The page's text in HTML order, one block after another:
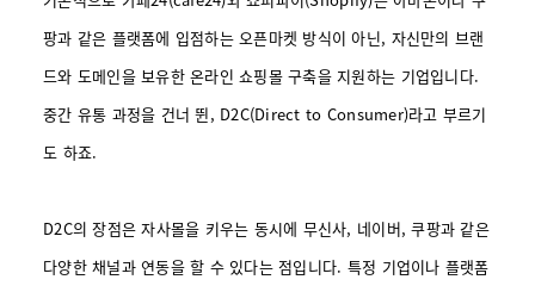
팡과 같은 플랫폼에 입점하는 오픈마켓 방식이 아닌, 자신만의 브랜
드와 도메인을 보유한 온라인 쇼핑몰 구축을 지원하는 기업입니다.
중간 유통 과정을 건너 뛴, D2C(Direct to Consumer)라고 부르기
도 하죠.
D2C의 장점은 자사몰을 키우는 동시에 무신사, 네이버, 쿠팡과 같은
다양한 채널과 연동을 할 수 있다는 점입니다. 특정 기업이나 플랫폼